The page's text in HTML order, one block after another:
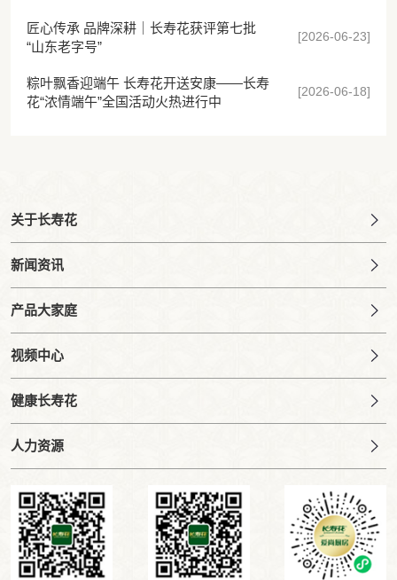
匠心传承 品牌深耕｜长寿花获评第七批
“山东老字号”
[2026-06-23]
粽叶飘香迎端午 长寿花开送安康——长寿
花“浓情端午”全国活动火热进行中
[2026-06-18]
关于长寿花
新闻资讯
产品大家庭
视频中心
健康长寿花
人力资源